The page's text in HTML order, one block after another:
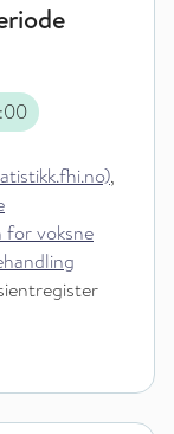
,
for voksne